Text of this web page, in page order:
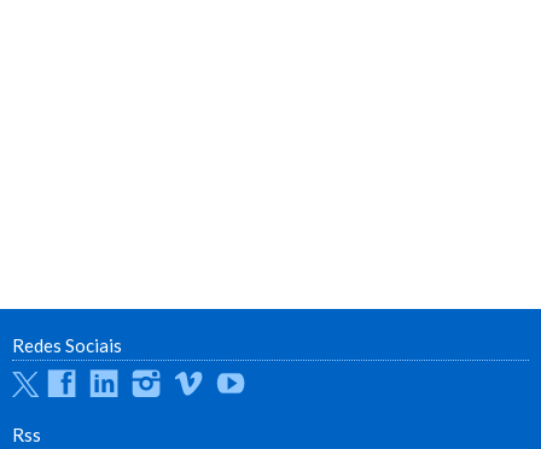
Redes Sociais
TwitterFacebookLinkedinInstagram
Vimeo
Rss